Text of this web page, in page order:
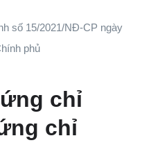
số 15/2021/NĐ-CP ngày
phủ
chỉ
chỉ